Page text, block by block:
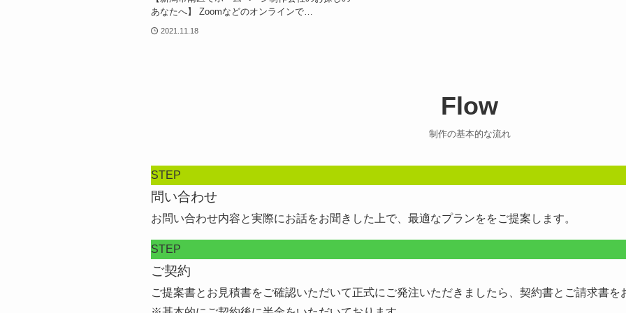
あなたへ】 Zoomなどのオンラインで…
2021.11.18
Flow
制作の基本的な流れ
STEP
問い合わせ
お問い合わせ内容と実際にお話をお聞きした上で、最適なプランををご提案します。
STEP
ご契約
ご提案書とお見積書をご確認いただいて正式にご発注いただきましたら、契約書とご請求書を